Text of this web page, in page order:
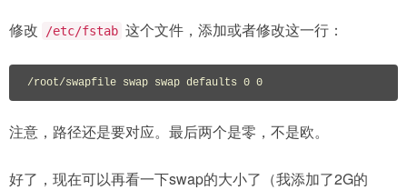
修改 /etc/fstab 这个文件，添加或者修改这一行：
/root/swapfile swap swap defaults 0 0
注意，路径还是要对应。最后两个是零，不是欧。
好了，现在可以再看一下swap的大小了（我添加了2G的